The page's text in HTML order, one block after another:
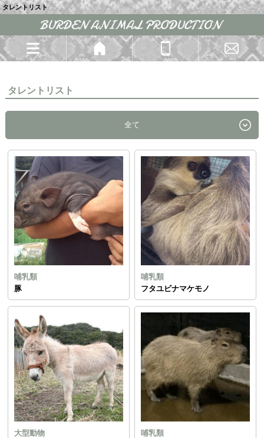
タレントリスト
タレントリスト
全て
哺乳類
豚
哺乳類
フタユビナマケモノ
大型動物
哺乳類